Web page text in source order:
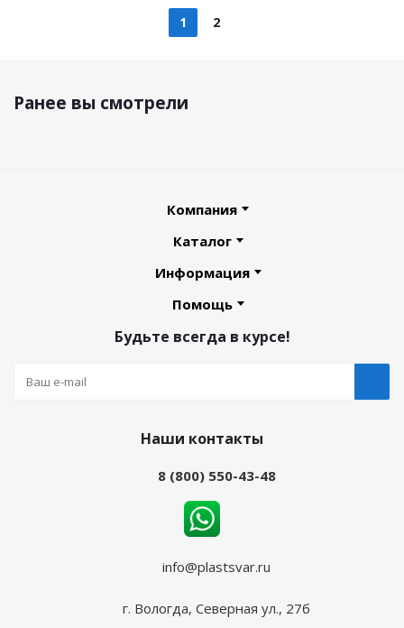
1 2
Ранее вы смотрели
Компания
Каталог
Информация
Помощь
Будьте всегда в курсе!
Наши контакты
8 (800) 550-43-48
info@plastsvar.ru
г. Вологда, Северная ул., 27б